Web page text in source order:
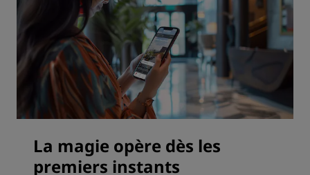
La magie opère dès les
premiers instants